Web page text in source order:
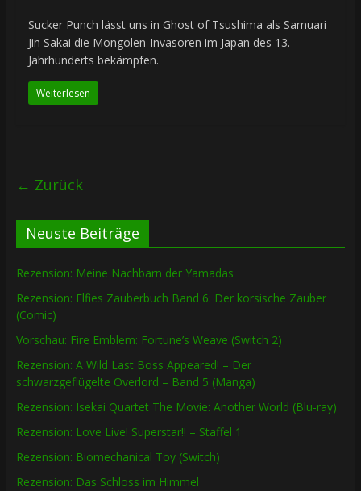
Sucker Punch lässt uns in Ghost of Tsushima als Samuari
Jin Sakai die Mongolen-Invasoren im Japan des 13.
Jahrhunderts bekämpfen.
Weiterlesen
← Zurück
Neuste Beiträge
Rezension: Meine Nachbarn der Yamadas
Rezension: Elfies Zauberbuch Band 6: Der korsische Zauber
(Comic)
Vorschau: Fire Emblem: Fortune’s Weave (Switch 2)
Rezension: A Wild Last Boss Appeared! – Der
schwarzgeflügelte Overlord – Band 5 (Manga)
Rezension: Isekai Quartet The Movie: Another World (Blu-ray)
Rezension: Love Live! Superstar!! – Staffel 1
Rezension: Biomechanical Toy (Switch)
Rezension: Das Schloss im Himmel